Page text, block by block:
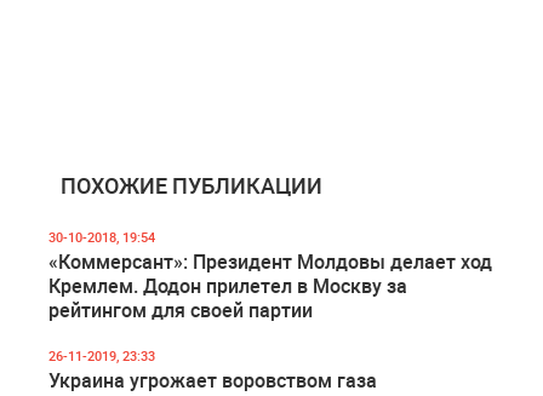
ПОХОЖИЕ ПУБЛИКАЦИИ
30-10-2018, 19:54
«Коммерсант»: Президент Молдовы делает ход
Кремлем. Додон прилетел в Москву за
рейтингом для своей партии
26-11-2019, 23:33
Украина угрожает воровством газа